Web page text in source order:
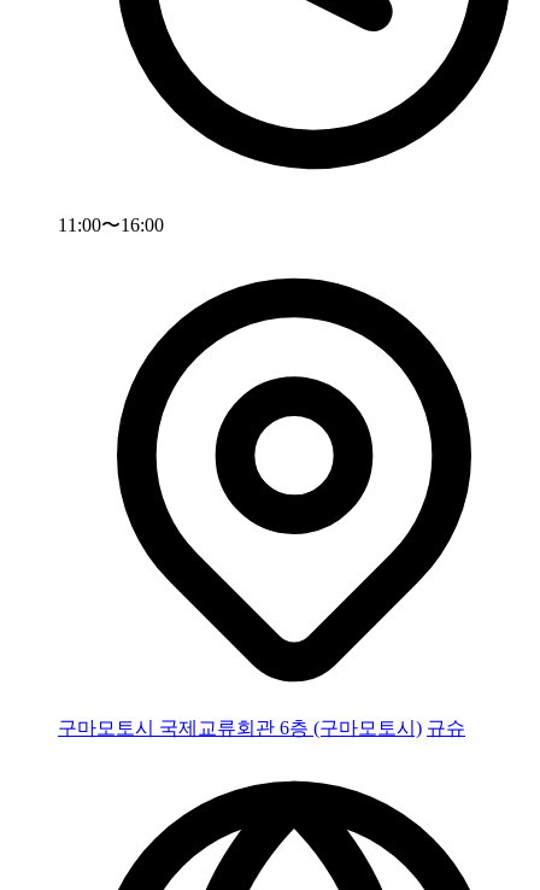
11:00〜16:00
구마모토시 국제교류회관 6층 (구마모토시) 규슈